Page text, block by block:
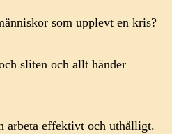
som upplevt en kris?
sliten och allt händer
arbeta effektivt och uthålligt.